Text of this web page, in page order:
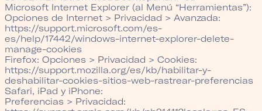
Microsoft Internet Explorer (al Menú “Herramientas”):
Opciones de Internet > Privacidad > Avanzada:
https://support.microsoft.com/es-
es/help/17442/windows-internet-explorer-delete-
manage-cookies
Firefox: Opciones > Privacidad > Cookies:
https://support.mozilla.org/es/kb/habilitar-y-
deshabilitar-cookies-sitios-web-rastrear-preferencias
Safari, iPad y iPhone:
Preferencias > Privacidad: